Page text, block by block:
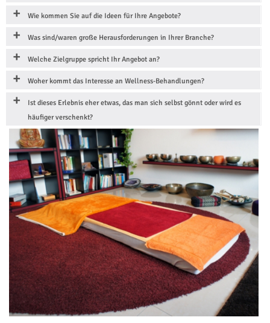
Wie kommen Sie auf die Ideen für Ihre Angebote?
Was sind/waren große Herausforderungen in Ihrer Branche?
Welche Zielgruppe spricht Ihr Angebot an?
Woher kommt das Interesse an Wellness-Behandlungen?
Ist dieses Erlebnis eher etwas, das man sich selbst gönnt oder wird es
häufiger verschenkt?